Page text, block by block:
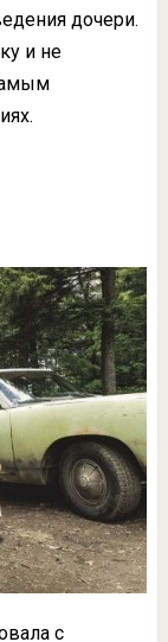
дочери.
и не
с